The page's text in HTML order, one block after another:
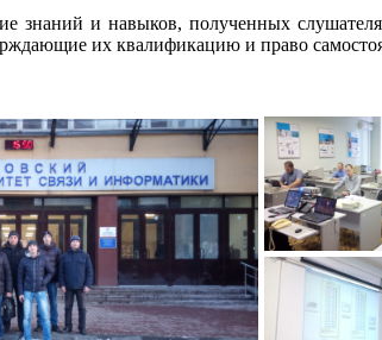
знаний и навыков, полученных
их квалификацию и право